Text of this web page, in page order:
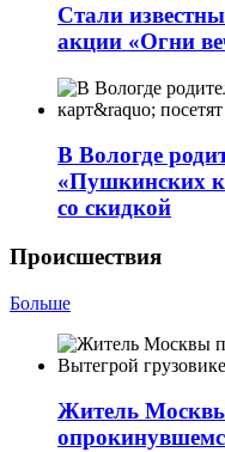
Стали
акции «Огни
В Вологде
«Пушкинских
со скидкой
Происшествия
Больше
Житель